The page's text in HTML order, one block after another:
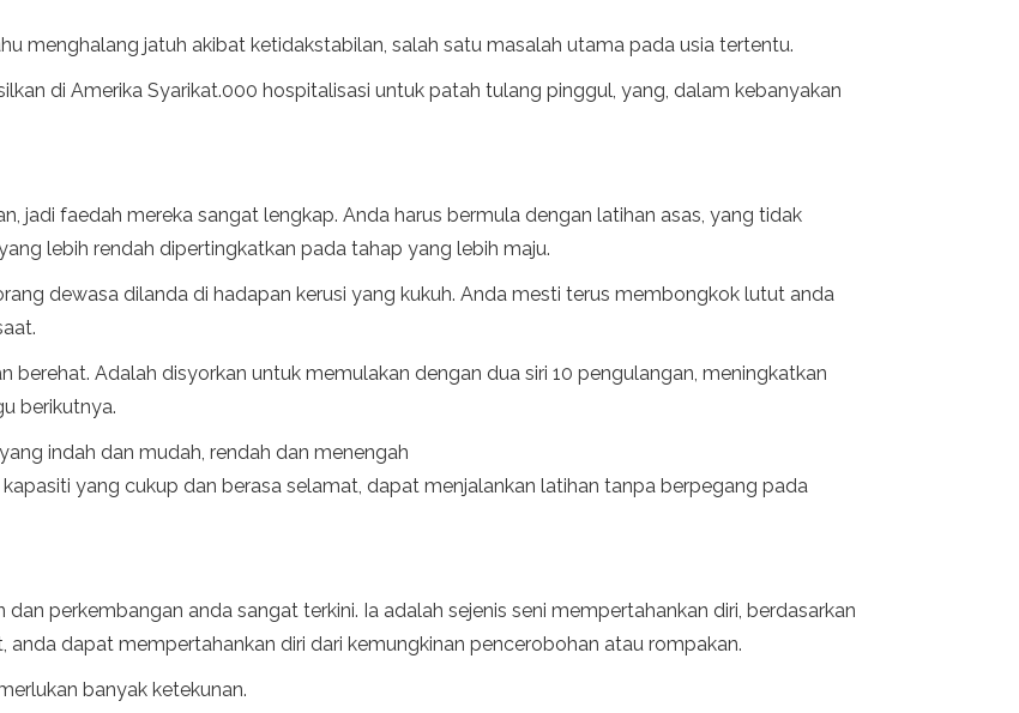
menghalang jatuh akibat ketidakstabilan, salah satu masalah utama pada usia tertentu.
di Amerika Syarikat.000 hospitalisasi untuk patah tulang pinggul, yang, dalam kebanyakan
jadi faedah mereka sangat lengkap. Anda harus bermula dengan latihan asas, yang tidak
lebih rendah dipertingkatkan pada tahap yang lebih maju.
dewasa dilanda di hadapan kerusi yang kukuh. Anda mesti terus membongkok lutut anda
berehat. Adalah disyorkan untuk memulakan dengan dua siri 10 pengulangan, meningkatkan
berikutnya.
indah dan mudah, rendah dan menengah
yang cukup dan berasa selamat, dapat menjalankan latihan tanpa berpegang pada
perkembangan anda sangat terkini. Ia adalah sejenis seni mempertahankan diri, berdasarkan
dapat mempertahankan diri dari kemungkinan pencerobohan atau rompakan.
banyak ketekunan.